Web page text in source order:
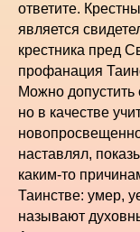
ответите.
является
крестника пред
профанация
Можно допустить
но в качестве
наставлял,
каким-то
Таинстве: умер,
называют